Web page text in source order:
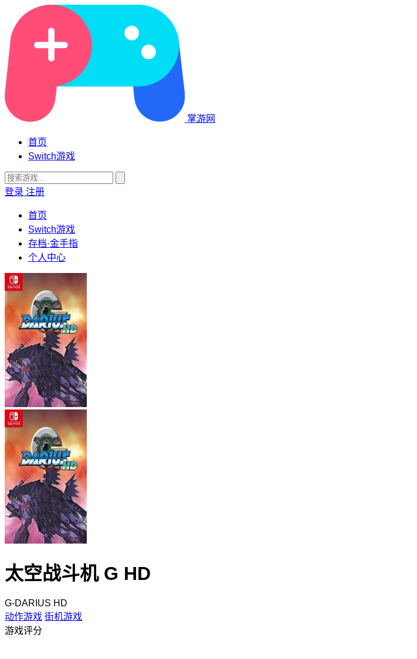
掌游网
首页
Switch游戏
登录 注册
首页
Switch游戏
存档·金手指
个人中心
太空战斗机 G HD
G-DARIUS HD
动作游戏 街机游戏
游戏评分